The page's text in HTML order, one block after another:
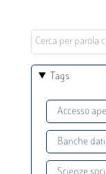
Tags
Accesso
Banche